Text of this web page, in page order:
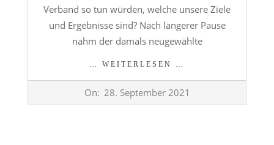
Verband so tun würden, welche unsere Ziele
und Ergebnisse sind? Nach längerer Pause
nahm der damals neugewählte
… WEITERLESEN …
On: 28. September 2021